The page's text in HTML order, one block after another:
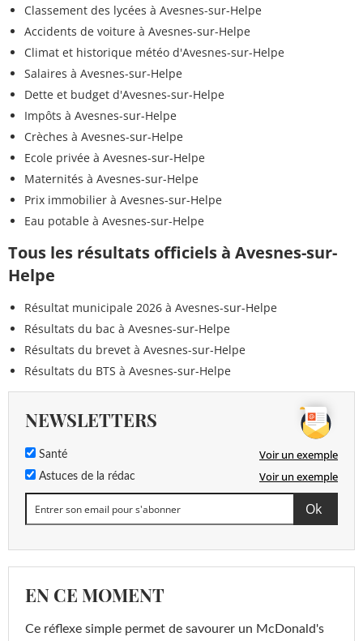
Classement des lycées à Avesnes-sur-Helpe
Accidents de voiture à Avesnes-sur-Helpe
Climat et historique météo d'Avesnes-sur-Helpe
Salaires à Avesnes-sur-Helpe
Dette et budget d'Avesnes-sur-Helpe
Impôts à Avesnes-sur-Helpe
Crèches à Avesnes-sur-Helpe
Ecole privée à Avesnes-sur-Helpe
Maternités à Avesnes-sur-Helpe
Prix immobilier à Avesnes-sur-Helpe
Eau potable à Avesnes-sur-Helpe
Tous les résultats officiels à Avesnes-sur-
Helpe
Résultat municipale 2026 à Avesnes-sur-Helpe
Résultats du bac à Avesnes-sur-Helpe
Résultats du brevet à Avesnes-sur-Helpe
Résultats du BTS à Avesnes-sur-Helpe
NEWSLETTERS
Santé Voir un exemple
Astuces de la rédac Voir un exemple
EN CE MOMENT
Ce réflexe simple permet de savourer un McDonald's